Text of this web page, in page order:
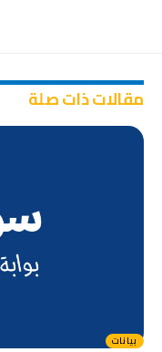
مقالات ذات صلة
بيانات